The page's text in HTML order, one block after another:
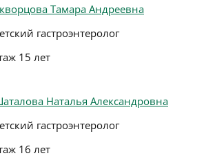
Тамара Андреевна
гастроэнтеролог
15 лет
Наталья Александровна
гастроэнтеролог
16 лет